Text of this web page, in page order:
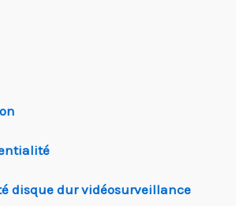
disque dur vidéosurveillance